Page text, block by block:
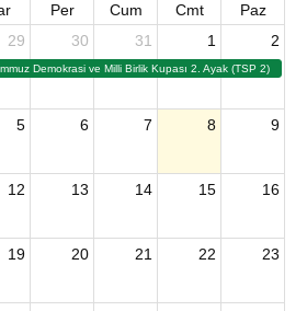
Per Cum Cmt
Paz
29
Demokrasi ve Milli Birlik Kupası 2. Ayak (TSP 2)
30 31 1 2
5 6 7 8 9
12 13 14 15 16
19 20 21 22 23